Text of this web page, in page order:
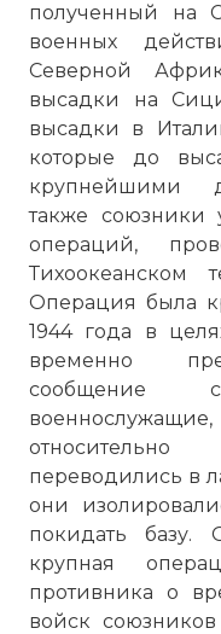
полученный на
военных
Северной
высадки на
высадки в
которые до
крупнейшими
также союзники
операций,
Тихоокеанском
Операция была
1944 года в
временно
сообщение
переводились в
они
покидать базу.
крупная
противника о
войск